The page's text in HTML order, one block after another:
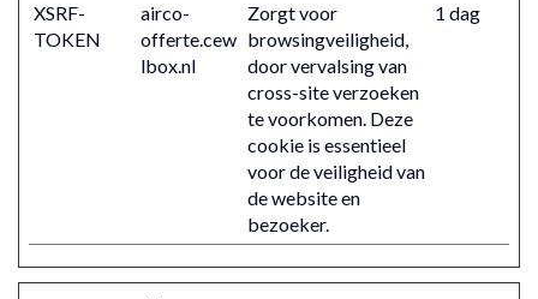
XSRF-
TOKEN
airco-
offerte.cew
lbox.nl
Zorgt voor
browsingveiligheid,
door vervalsing van
cross-site verzoeken
te voorkomen. Deze
cookie is essentieel
voor de veiligheid van
de website en
bezoeker.
1 dag